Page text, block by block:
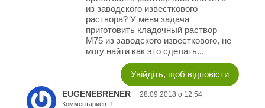
из заводского известкового
раствора? У меня задача
приготовить кладочный раствор
М75 из заводского известкового, не
могу найти как это сделать...
Увійдіть, щоб відповісти
EUGENEBRENER 28.09.2018 о 12:54
Комментариев: 1